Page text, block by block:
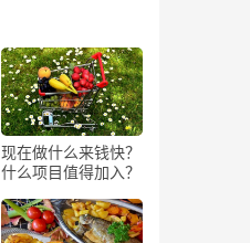
现在做什么来钱快？
什么项目值得加入？